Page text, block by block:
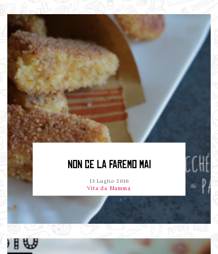
NON CE LA FAREMO MAI
13 Luglio 2016
Vita da Mamma